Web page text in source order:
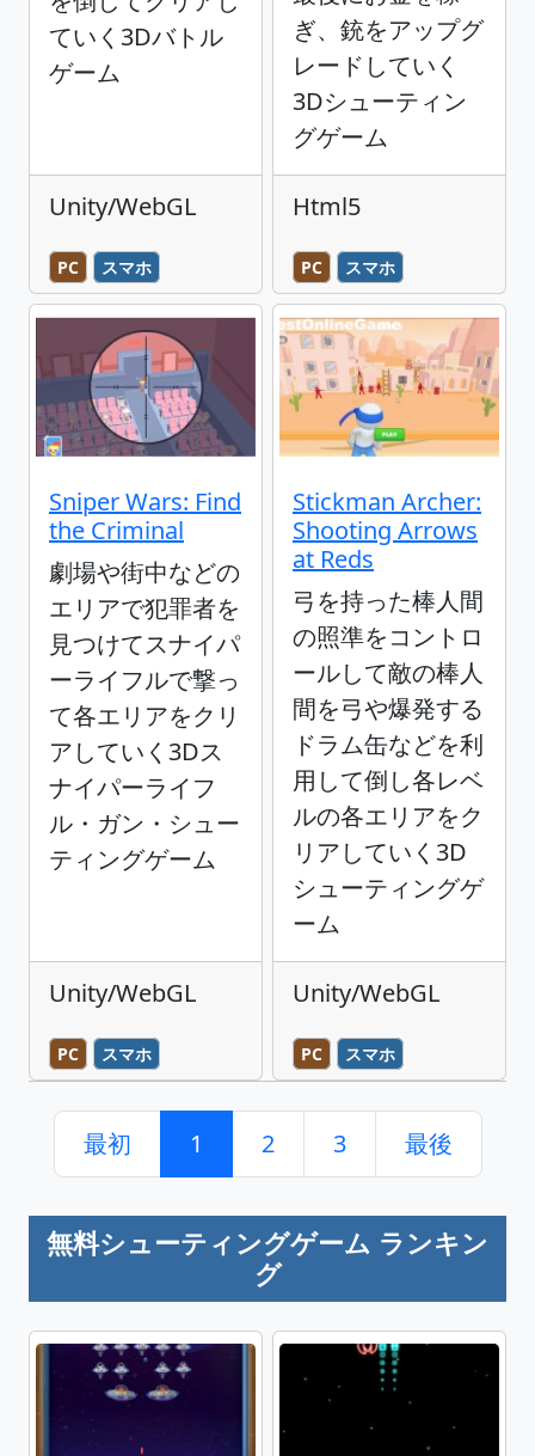
ていく3Dバトル
ゲーム
Unity/WebGL
PC スマホ
ぎ、銃をアップグ
レードしていく
3Dシューティン
グゲーム
Html5
PC スマホ
Sniper Wars: Find
the Criminal
劇場や街中などの
エリアで犯罪者を
見つけてスナイパ
ーライフルで撃っ
て各エリアをクリ
アしていく3Dス
ナイパーライフ
ル・ガン・シュー
ティングゲーム
Unity/WebGL
PC スマホ
Stickman Archer:
Shooting Arrows
at Reds
弓を持った棒人間
の照準をコントロ
ールして敵の棒人
間を弓や爆発する
ドラム缶などを利
用して倒し各レベ
ルの各エリアをク
リアしていく3D
シューティングゲ
ーム
Unity/WebGL
PC スマホ
最初 1 2 3 最後
無料シューティングゲーム ランキン
グ